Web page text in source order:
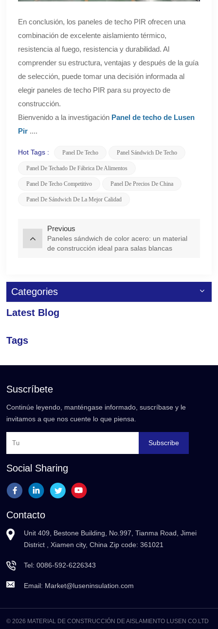
En conclusión, los paneles de techo PIR ofrecen una
combinación de excelente aislamiento térmico,
resistencia al fuego, resistencia y durabilidad. Al
comprender su estructura, ventajas y después de la guía
de selección, puede tomar una decisión informada al
elegir paneles de techo PIR para su proyecto de
construcción.
Bienvenido a la investigación Panel de techo de Lusen
Pir ....
Hot Tags : Panel De Techo Panel Sándwich De Techo
Panel De Techado De Fábrica De Alimentos
Panel De Techo Competitivo Panel De Precios De China
Panel De Sándwich De La Mejor Calidad
Previous
Paneles sándwich de color acero: un material
de construcción ideal para salas blancas
Categories
Latest Blog
Tags
Suscríbete
Continúe leyendo, manténgase informado, suscríbase y le
invitamos a que nos cuente lo que piensa.
Subscribe
Social Sharing
Contacto
Unit 409, Bestone Building, No.997, Tianma Road, Jimei
District , Xiamen city, China Zip code: 361021
Tel:0086-592-6226343
Email: Market@luseninsulation.com
© 2026 MATERIAL DE CONSTRUCCIÓN DE AISLAMIENTO LUSEN CO.LTD